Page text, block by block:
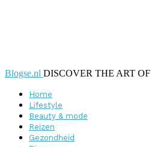
Blogse.nl DISCOVER THE ART
Home
Lifestyle
Beauty & mode
Reizen
Gezondheid